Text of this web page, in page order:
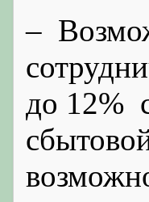
–
до 12%